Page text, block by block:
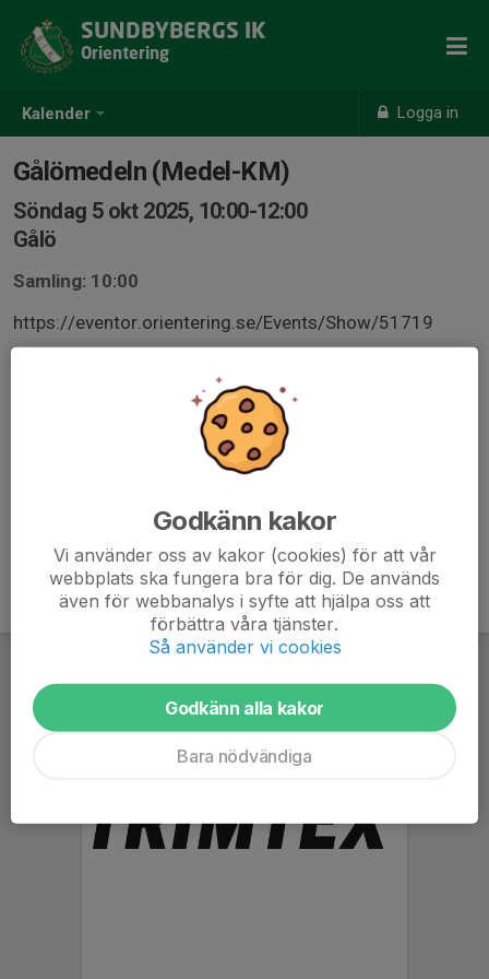
Kalender Logga in
SUNDBYBERGS IK
Orientering
Gålömedeln (Medel-KM)
Söndag 5 okt 2025, 10:00-12:00
Gålö
Samling: 10:00
https://eventor.orientering.se/Events/Show/51719
Godkänn kakor
Vi använder oss av kakor (cookies) för att vår
webbplats ska fungera bra för dig. De används
även för webbanalys i syfte att hjälpa oss att
förbättra våra tjänster.
Så använder vi cookies
Godkänn alla kakor
Bara nödvändiga